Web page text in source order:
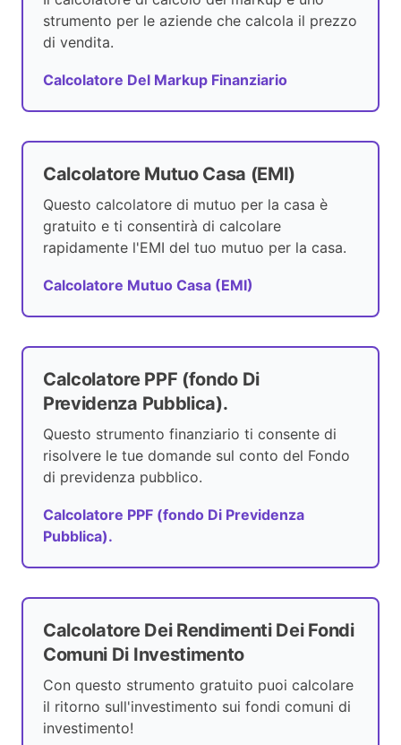
strumento per le aziende che calcola il prezzo
di vendita.
Calcolatore Del Markup Finanziario
Calcolatore Mutuo Casa (EMI)
Questo calcolatore di mutuo per la casa è
gratuito e ti consentirà di calcolare
rapidamente l'EMI del tuo mutuo per la casa.
Calcolatore Mutuo Casa (EMI)
Calcolatore PPF (fondo Di
Previdenza Pubblica).
Questo strumento finanziario ti consente di
risolvere le tue domande sul conto del Fondo
di previdenza pubblico.
Calcolatore PPF (fondo Di Previdenza
Pubblica).
Calcolatore Dei Rendimenti Dei Fondi
Comuni Di Investimento
Con questo strumento gratuito puoi calcolare
il ritorno sull'investimento sui fondi comuni di
investimento!